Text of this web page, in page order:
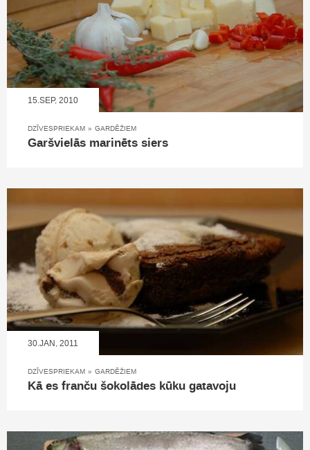
15.SEP, 2010
DZĪVESPRIEKAM » GARDĒŽIEM
Garšvielās marinēts siers
30.JAN, 2011
DZĪVESPRIEKAM » GARDĒŽIEM
Kā es franču šokolādes kūku gatavoju